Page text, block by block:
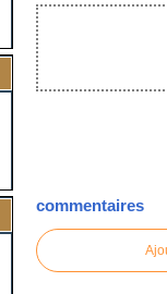
commentaires